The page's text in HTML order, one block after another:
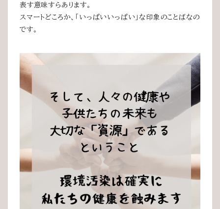
表す意味すらあります。
スマートどころか、「いっぱいいっぱい」な印象のことばなの
です。